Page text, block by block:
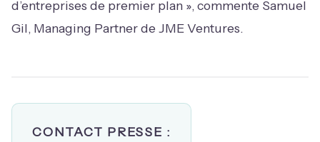
d’entreprises de premier plan », commente Samuel
Gil, Managing Partner de JME Ventures.
CONTACT PRESSE :